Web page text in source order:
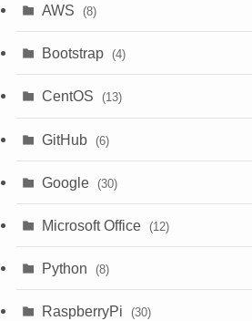
(1)
(18)
AWS (8)
Bootstrap (4)
CentOS (13)
GitHub (6)
Google (30)
(6)
Microsoft Office (12)
(9)
Python (8)
(1)
RaspberryPi (30)